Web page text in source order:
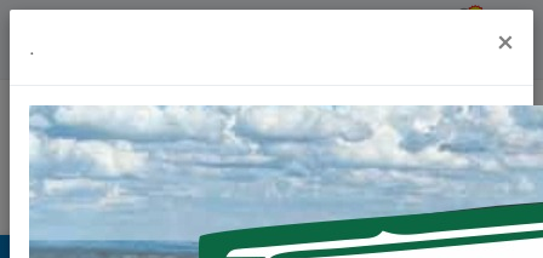
. ×